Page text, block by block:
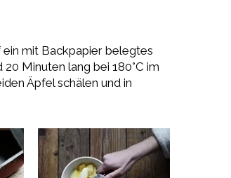
ein mit Backpapier belegtes
Minuten lang bei 180°C im
Äpfel schälen und in